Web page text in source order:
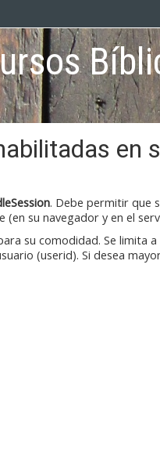
en
. Debe permitir que
su navegador y en el
su comodidad. Se limita
(userid). Si desea